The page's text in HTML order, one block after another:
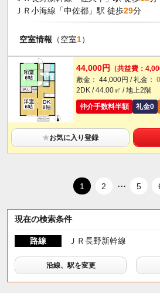
ＪＲ小海線「中佐都」駅 徒歩29分
空室情報 （空室1）
44,000円
（共益費：
敷金： 44,000円 / 礼金：
2DK / 44.00㎡ / 地上2階
仲介手数料半額
礼金0
★お気に入り登録
1 2 ... 5
現在の検索条件
路線 ＪＲ長野新幹線
沿線、駅を変更